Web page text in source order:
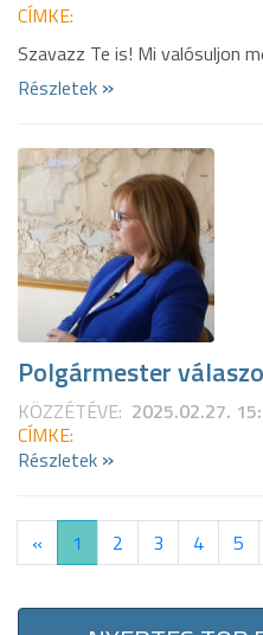
CÍMKE:
Szavazz Te is! Mi valósuljon
Részletek »
Polgármester
KÖZZÉTÉVE: 2025.02.27.
CÍMKE:
Részletek »
« 1 2 3 4 5